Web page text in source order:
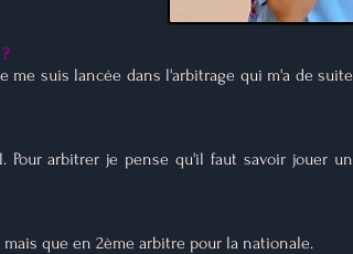
me suis lancée dans l'arbitrage qui m'a de suite
Pour arbitrer je pense qu'il faut savoir jouer un
que en 2ème arbitre pour la nationale.